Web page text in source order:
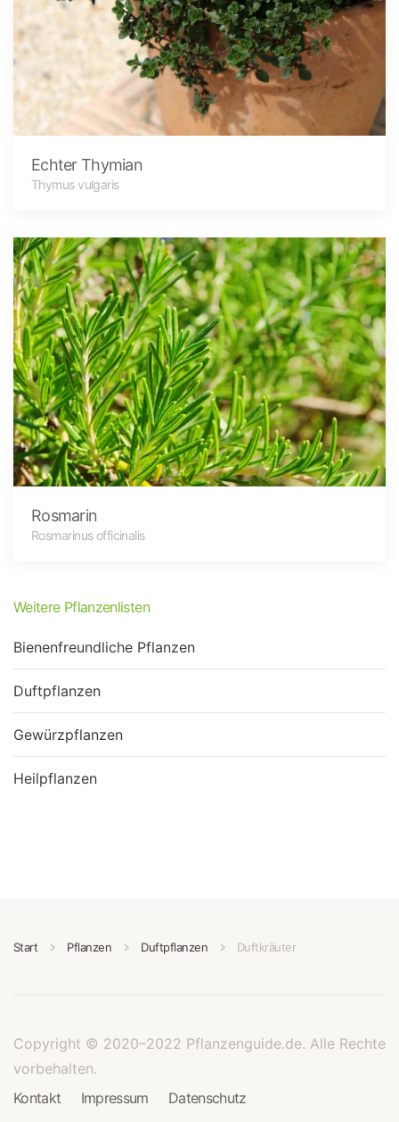
Echter Thymian
Thymus vulgaris
Rosmarin
Rosmarinus officinalis
Weitere Pflanzenlisten
Bienenfreundliche Pflanzen
Duftpflanzen
Gewürzpflanzen
Heilpflanzen
Start Pflanzen Duftpflanzen Duftkräuter
Copyright © 2020–2022 Pflanzenguide.de. Alle Rechte
vorbehalten.
Kontakt
Impressum Datenschutz